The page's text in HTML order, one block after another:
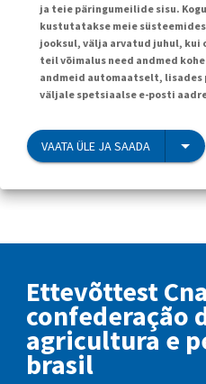
ja teie päringumeilide sisu.
kustutatakse meie
jooksul, välja arvatud juhul,
teil võimalus need andmed
andmeid automaatselt, lisades
väljale spetsiaalse e-posti
VAATA ÜLE JA SAADA
Ettevõttest
confederação
agricultura e
brasil